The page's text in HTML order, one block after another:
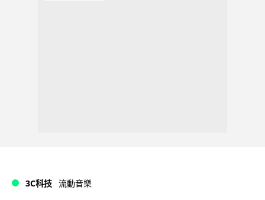
3C科技 流動音樂